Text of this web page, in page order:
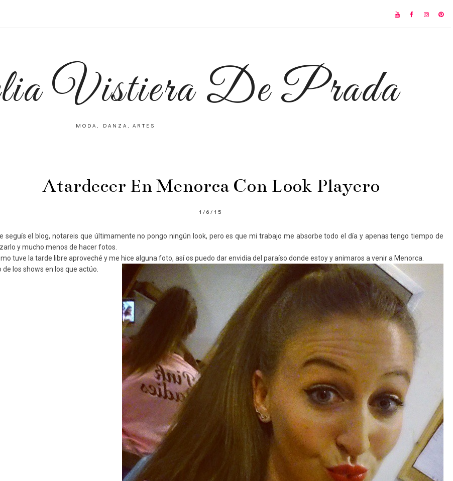
Vistiera De Prada
MODA, DANZA, ARTES
Atardecer En Menorca Con Look Playero
1/6/15
seguís el blog, notareis que últimamente no pongo ningún look, pero es que mi trabajo me absorbe todo el día y apenas tengo tiempo de
y mucho menos de hacer fotos.
tuve la tarde libre aproveché y me hice alguna foto, así os puedo dar envidia del paraíso donde estoy y animaros a venir a Menorca.
de los shows en los que actúo.